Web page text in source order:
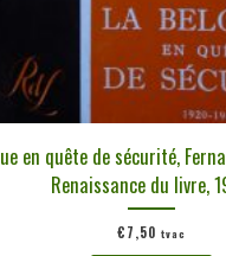
en quête de sécurité,
Renaissance du livre,
€7,50 tvac